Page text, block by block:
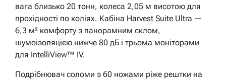
вага близько 20 тонн, колеса 2,05 м висотою для
прохідності по коліях. Кабіна Harvest Suite Ultra —
6,3 м² комфорту з панорамним склом,
шумоізоляцією нижче 80 дБ і трьома моніторами
для IntelliView™ IV.
Подрібнювач соломи з 60 ножами ріже рештки на